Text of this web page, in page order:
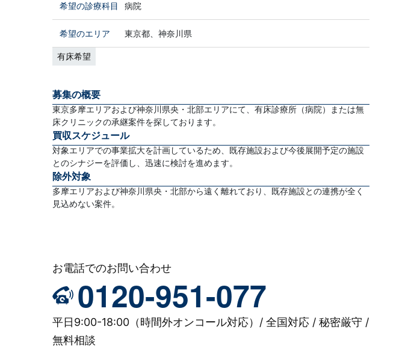
希望の診療科目 病院
希望のエリア 東京都、神奈川県
有床希望
募集の概要
東京多摩エリアおよび神奈川県央・北部エリアにて、有床診療所（病院）または無
床クリニックの承継案件を探しております。
買収スケジュール
対象エリアでの事業拡大を計画しているため、既存施設および今後展開予定の施設
とのシナジーを評価し、迅速に検討を進めます。
除外対象
多摩エリアおよび神奈川県央・北部から遠く離れており、既存施設との連携が全く
見込めない案件。
お電話でのお問い合わせ
0120-951-077
平日9:00-18:00（時間外オンコール対応）/ 全国対応 / 秘密厳守 /
無料相談